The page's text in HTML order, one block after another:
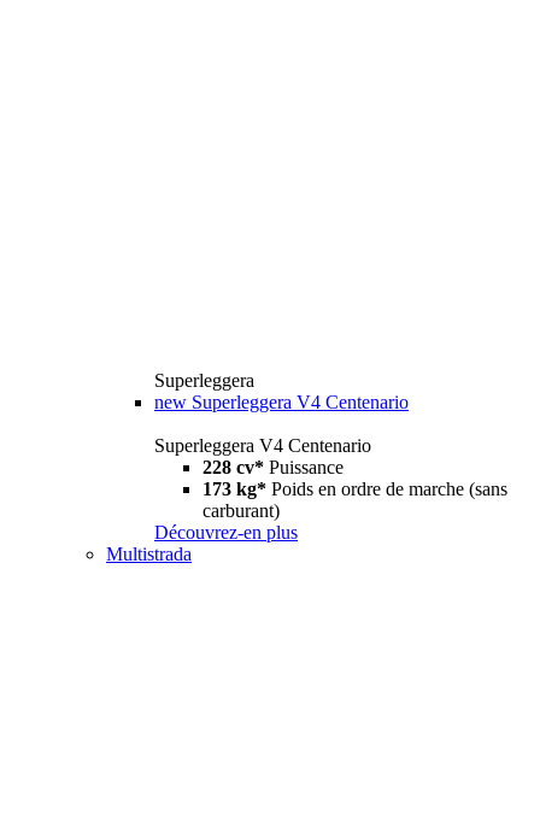
Superleggera
new Superleggera V4 Centenario
Superleggera V4 Centenario
228 cv* Puissance
173 kg* Poids en ordre de marche (sans
carburant)
Découvrez-en plus
Multistrada